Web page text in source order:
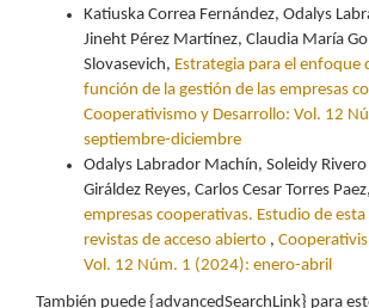
Katiuska Correa Fernández, Odalys
Jineht Pérez Martínez, Claudia María
Slovasevich, Estrategia para el enfoque
función de la gestión de las empresas
Cooperativismo y Desarrollo: Vol. 12
septiembre-diciembre
Odalys Labrador Machín, Soleidy
Giráldez Reyes, Carlos Cesar Torres Paez,
empresas cooperativas. Estudio de
revistas de acceso abierto ,
Vol. 12 Núm. 1 (2024): enero-abril
También puede {advancedSearchLink} para